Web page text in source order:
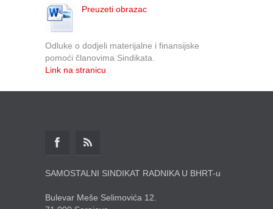
Preuzeti obrazac
Odluke o dodjeli materijalne i finansijske
pomoći članovima Sindikata.
Link na stranicu
SAMOSTALNI SINDIKAT RADNIKA U BHRT-u
Bulevar Meše Selimovića 12.